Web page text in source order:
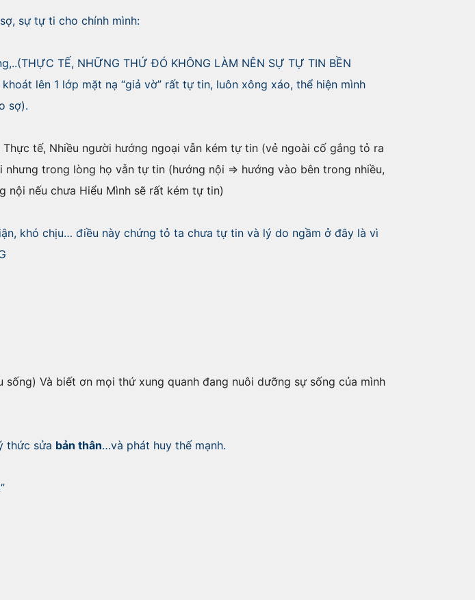
sự tự ti cho chính mình:
TẾ, NHỮNG THỨ ĐÓ KHÔNG LÀM NÊN SỰ TỰ TIN BỀN
lên 1 lớp mặt nạ “giả vờ” rất tự tin, luôn xông xáo, thể hiện mình
sợ).
tế, Nhiều người hướng ngoại vẫn kém tự tin (vẻ ngoài cố gắng tỏ ra
trong lòng họ vẫn tự tin (hướng nội => hướng vào bên trong nhiều,
nội nếu chưa Hiểu Mình sẽ rất kém tự tin)
khó chịu… điều này chứng tỏ ta chưa tự tin và lý do ngầm ở đây là vì
Và biết ơn mọi thứ xung quanh đang nuôi dưỡng sự sống của mình
thức sửa bản thân…và phát huy thế mạnh.